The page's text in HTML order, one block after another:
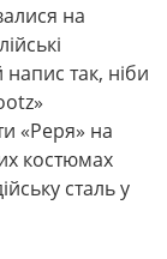
на
напис так, ніби
«Реря» на
костюмах
сталь у